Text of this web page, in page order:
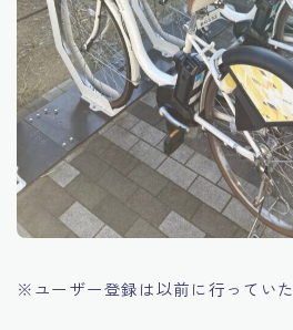
※ユーザー登録は以前に行っていた